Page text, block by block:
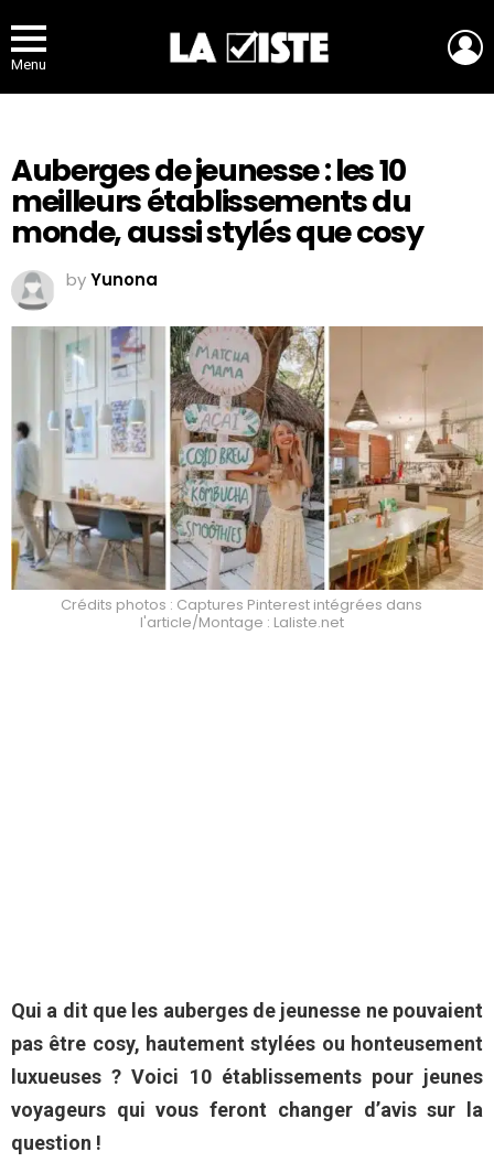
Menu
Auberges de jeunesse : les 10
meilleurs établissements du
monde, aussi stylés que cosy
byYunona
Crédits photos : Captures Pinterest intégrées dans
l'article/Montage : Laliste.net
Qui a dit que les auberges de jeunesse ne pouvaient
pas être cosy, hautement stylées ou honteusement
luxueuses ? Voici 10 établissements pour jeunes
voyageurs qui vous feront changer d’avis sur la
question !